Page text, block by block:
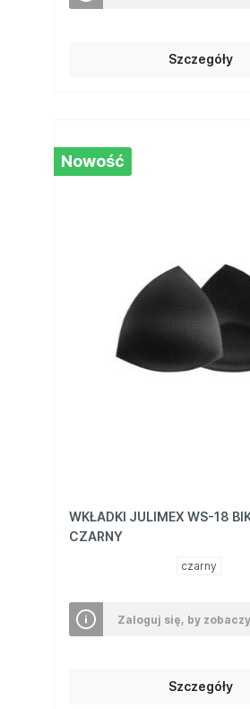
Szczegóły
Nowość
WKŁADKI JULIMEX WS-18
CZARNY
czarny
Zaloguj się, by
Szczegóły